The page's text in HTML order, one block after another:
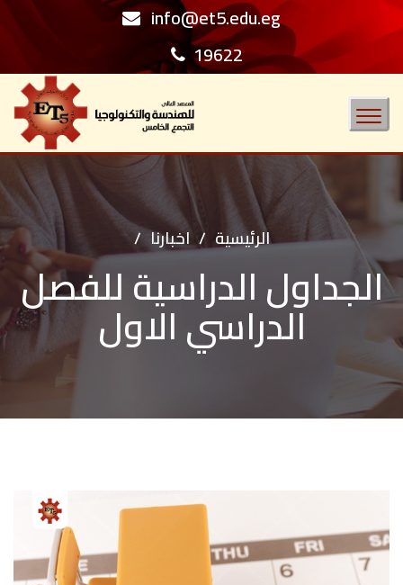
info@et5.edu.eg
19622
Toggle
navigation
الرئيسية / اخبارنا /
الجداول الدراسية للفصل
الدراسي الاول